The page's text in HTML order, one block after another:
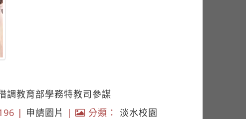
調教育部學務特教司參謀
| 申請圖片 | 分類： 淡水校園